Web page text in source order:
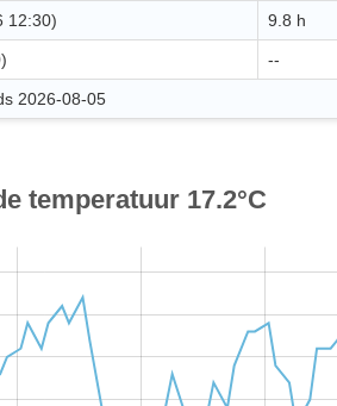
12:30) 9.8 h
--
2026-08-05
temperatuur 17.2°C